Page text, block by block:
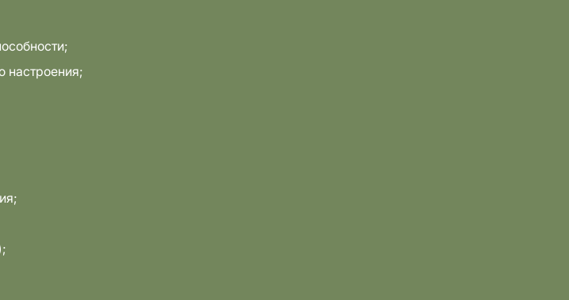
настроения;